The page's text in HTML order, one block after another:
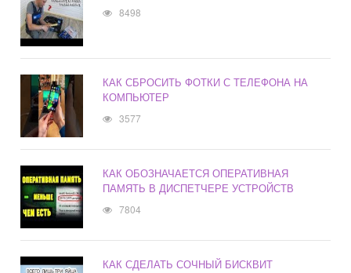
8498
КАК СБРОСИТЬ ФОТКИ С ТЕЛЕФОНА НА
КОМПЬЮТЕР
3577
КАК ОБОЗНАЧАЕТСЯ ОПЕРАТИВНАЯ
ПАМЯТЬ В ДИСПЕТЧЕРЕ УСТРОЙСТВ
7804
КАК СДЕЛАТЬ СОЧНЫЙ БИСКВИТ